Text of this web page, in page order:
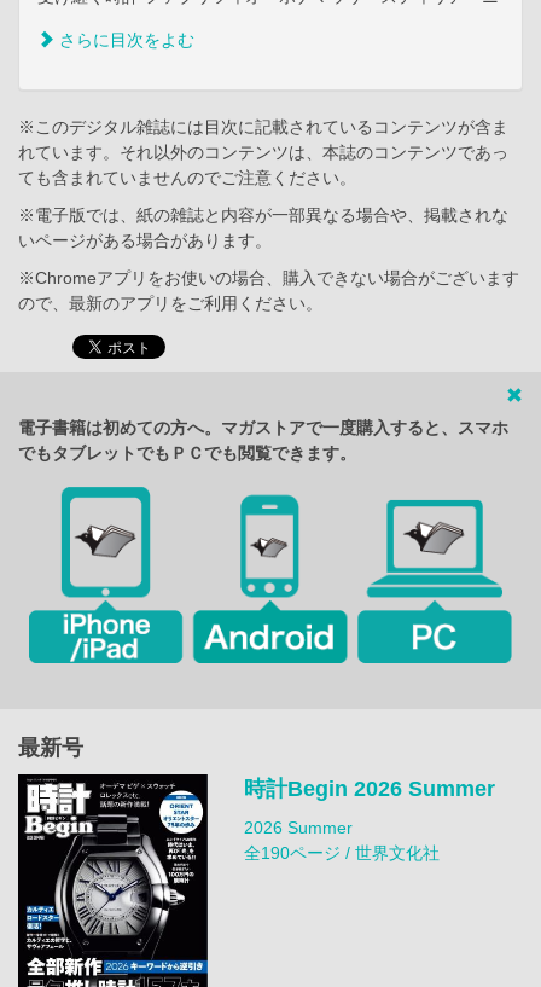
さらに目次をよむ
※このデジタル雑誌には目次に記載されているコンテンツが含ま
れています。それ以外のコンテンツは、本誌のコンテンツであっ
ても含まれていませんのでご注意ください。
※電子版では、紙の雑誌と内容が一部異なる場合や、掲載されな
いページがある場合があります。
※Chromeアプリをお使いの場合、購入できない場合がございます
ので、最新のアプリをご利用ください。
電子書籍は初めての方へ。マガストアで一度購入すると、スマホ
でもタブレットでもＰＣでも閲覧できます。
最新号
時計Begin 2026 Summer
2026 Summer
全190ページ / 世界文化社